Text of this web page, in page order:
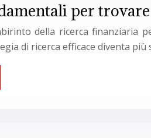
per
della ricerca finanziaria
di ricerca efficace diventa